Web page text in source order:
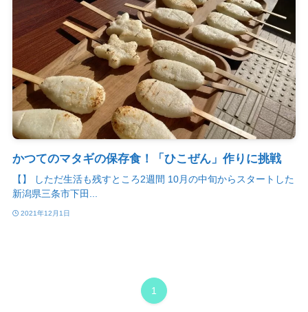
かつてのマタギの保存食！「ひこぜん」作りに挑戦
【】 しただ生活も残すところ2週間 10月の中旬からスタートした
新潟県三条市下田...
2021年12月1日
1